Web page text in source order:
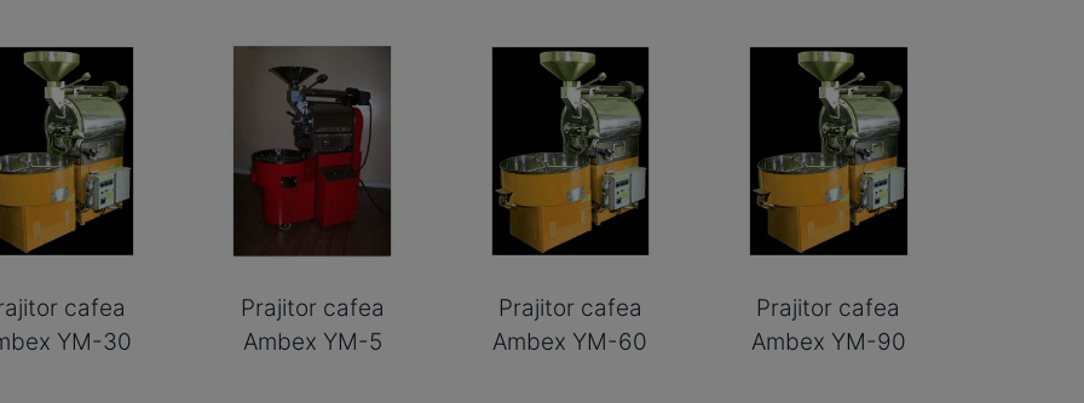
cafea
YM-30
Prajitor cafea
Ambex YM-5
Prajitor cafea
Ambex YM-60
Prajitor cafea
Ambex YM-90